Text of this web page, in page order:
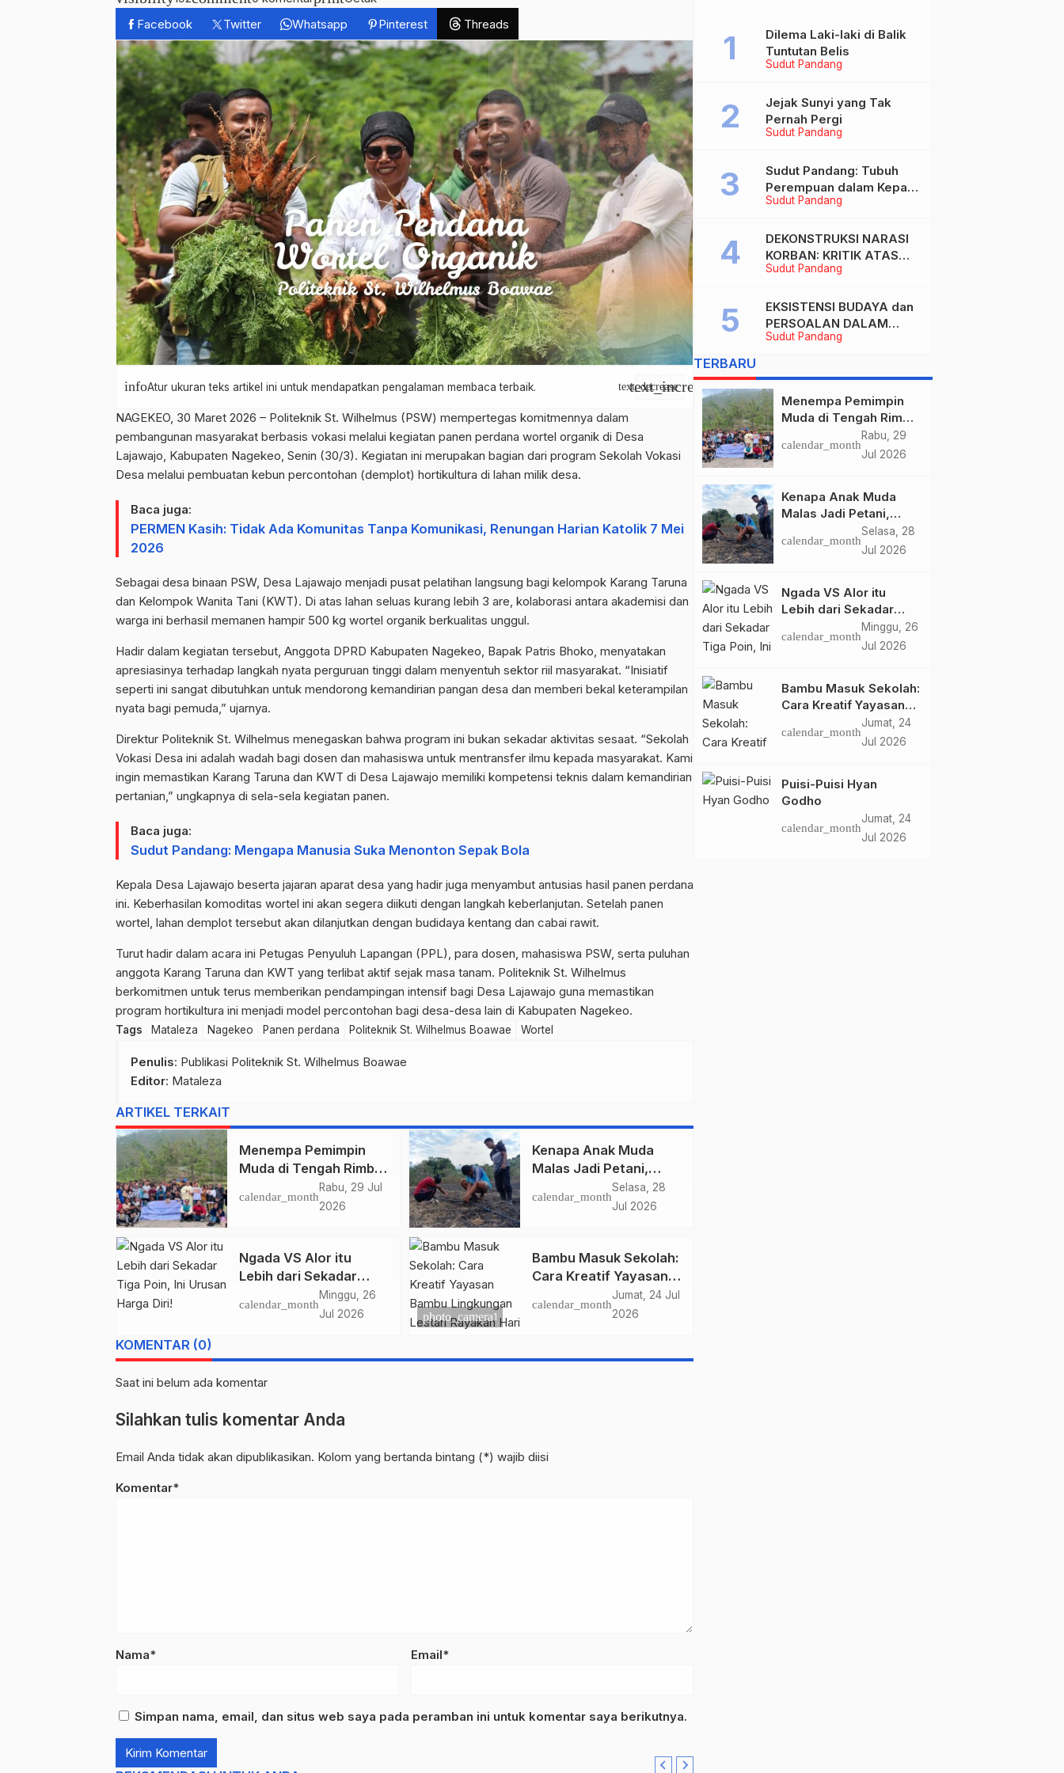
Facebook
Twitter Whatsapp Pinterest Threads
infoAtur ukuran teks artikel ini untuk mendapatkan pengalaman membaca terbaik. text_decrease
text_increase
NAGEKEO, 30 Maret 2026 – Politeknik St. Wilhelmus (PSW) mempertegas komitmennya dalam
pembangunan masyarakat berbasis vokasi melalui kegiatan panen perdana wortel organik di Desa
Lajawajo, Kabupaten Nagekeo, Senin (30/3). Kegiatan ini merupakan bagian dari program Sekolah Vokasi
Desa melalui pembuatan kebun percontohan (demplot) hortikultura di lahan milik desa.
Baca juga:
PERMEN Kasih: Tidak Ada Komunitas Tanpa Komunikasi, Renungan Harian Katolik 7 Mei
2026
Sebagai desa binaan PSW, Desa Lajawajo menjadi pusat pelatihan langsung bagi kelompok Karang Taruna
dan Kelompok Wanita Tani (KWT). Di atas lahan seluas kurang lebih 3 are, kolaborasi antara akademisi dan
warga ini berhasil memanen hampir 500 kg wortel organik berkualitas unggul.
Hadir dalam kegiatan tersebut, Anggota DPRD Kabupaten Nagekeo, Bapak Patris Bhoko, menyatakan
apresiasinya terhadap langkah nyata perguruan tinggi dalam menyentuh sektor riil masyarakat. “Inisiatif
seperti ini sangat dibutuhkan untuk mendorong kemandirian pangan desa dan memberi bekal keterampilan
nyata bagi pemuda,” ujarnya.
Direktur Politeknik St. Wilhelmus menegaskan bahwa program ini bukan sekadar aktivitas sesaat. “Sekolah
Vokasi Desa ini adalah wadah bagi dosen dan mahasiswa untuk mentransfer ilmu kepada masyarakat. Kami
ingin memastikan Karang Taruna dan KWT di Desa Lajawajo memiliki kompetensi teknis dalam kemandirian
pertanian,” ungkapnya di sela-sela kegiatan panen.
Baca juga:
Sudut Pandang: Mengapa Manusia Suka Menonton Sepak Bola
Kepala Desa Lajawajo beserta jajaran aparat desa yang hadir juga menyambut antusias hasil panen perdana
ini. Keberhasilan komoditas wortel ini akan segera diikuti dengan langkah keberlanjutan. Setelah panen
wortel, lahan demplot tersebut akan dilanjutkan dengan budidaya kentang dan cabai rawit.
Turut hadir dalam acara ini Petugas Penyuluh Lapangan (PPL), para dosen, mahasiswa PSW, serta puluhan
anggota Karang Taruna dan KWT yang terlibat aktif sejak masa tanam. Politeknik St. Wilhelmus
berkomitmen untuk terus memberikan pendampingan intensif bagi Desa Lajawajo guna memastikan
program hortikultura ini menjadi model percontohan bagi desa-desa lain di Kabupaten Nagekeo.
Tags Mataleza Nagekeo Panen perdana Politeknik St. Wilhelmus Boawae Wortel
Penulis: Publikasi Politeknik St. Wilhelmus Boawae
Editor: Mataleza
ARTIKEL TERKAIT
Menempa Pemimpin
Muda di Tengah Rimba
calendar_month
Rabu, 29 Jul
2026
Kenapa Anak Muda
Malas Jadi Petani,
Padahal Peluang Dunia
Pertanian Menjanjikan?
calendar_month
Selasa, 28
Jul 2026
Ngada VS Alor itu
Lebih dari Sekadar
Tiga Poin, Ini Urusan
Harga Diri!
calendar_month
Minggu, 26
Jul 2026
photo_camera1
Bambu Masuk Sekolah:
Cara Kreatif Yayasan
Bambu Lingkungan
Lestari Rayakan Hari
calendar_month
Jumat, 24 Jul
2026
KOMENTAR (0)
Saat ini belum ada komentar
Silahkan tulis komentar Anda
Email Anda tidak akan dipublikasikan. Kolom yang bertanda bintang (*) wajib diisi
Komentar*
Nama* Email*
Simpan nama, email, dan situs web saya pada peramban ini untuk komentar saya berikutnya.
Sudut Pandang
Dilema Laki-laki di Balik
Tuntutan Belis
Sudut Pandang
Jejak Sunyi yang Tak
Pernah Pergi
Sudut Pandang
Sudut Pandang: Tubuh
Perempuan dalam Kepala
Laki-laki
Sudut Pandang
DEKONSTRUKSI NARASI
KORBAN: KRITIK ATAS
BIAS MASKULIN DAN
PEREMPUAN DALAM
ARTIKEL “DILEMA LAKI-
LAKI DI BALIK TUNTUTAN
Sudut Pandang
EKSISTENSI BUDAYA dan
PERSOALAN DALAM
DUNIA KONTEMPORER
TERBARU
Menempa Pemimpin
Muda di Tengah Rimba
calendar_month
Rabu, 29
Jul 2026
Kenapa Anak Muda
Malas Jadi Petani,
Padahal Peluang Dunia
Pertanian Menjanjikan?
calendar_month
Selasa, 28
Jul 2026
Ngada VS Alor itu
Lebih dari Sekadar
Tiga Poin, Ini Urusan
Harga Diri!
calendar_month
Minggu, 26
Jul 2026
Bambu Masuk Sekolah:
Cara Kreatif Yayasan
Bambu Lingkungan
Lestari Rayakan Hari
calendar_month
Jumat, 24
Jul 2026
Puisi-Puisi Hyan
Godho
calendar_month
Jumat, 24
Jul 2026